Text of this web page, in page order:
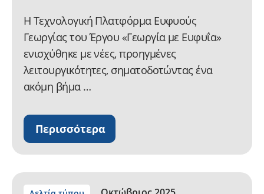
Η Τεχνολογική Πλατφόρμα Ευφυούς
Γεωργίας του Έργου «Γεωργία με Ευφυΐα»
ενισχύθηκε με νέες, προηγμένες
λειτουργικότητες, σηματοδοτώντας ένα
ακόμη βήμα …
Περισσότερα